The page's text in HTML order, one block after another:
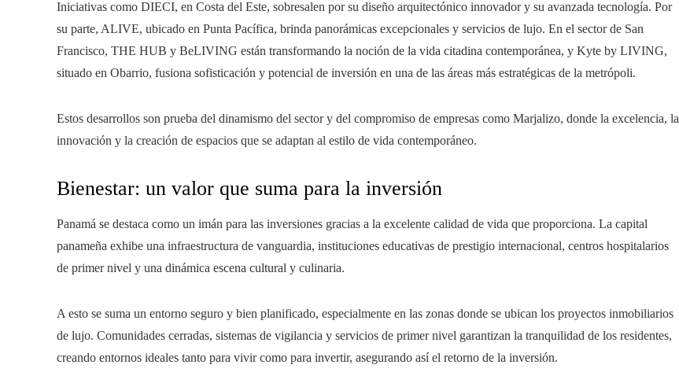
Iniciativas como DIECI, en Costa del Este, sobresalen por su diseño arquitectónico innovador y su avanzada tecnología. Por
su parte, ALIVE, ubicado en Punta Pacífica, brinda panorámicas excepcionales y servicios de lujo. En el sector de San
Francisco, THE HUB y BeLIVING están transformando la noción de la vida citadina contemporánea, y Kyte by LIVING,
situado en Obarrio, fusiona sofisticación y potencial de inversión en una de las áreas más estratégicas de la metrópoli.
Estos desarrollos son prueba del dinamismo del sector y del compromiso de empresas como Marjalizo, donde la excelencia, la
innovación y la creación de espacios que se adaptan al estilo de vida contemporáneo.
Bienestar: un valor que suma para la inversión
Panamá se destaca como un imán para las inversiones gracias a la excelente calidad de vida que proporciona. La capital
panameña exhibe una infraestructura de vanguardia, instituciones educativas de prestigio internacional, centros hospitalarios
de primer nivel y una dinámica escena cultural y culinaria.
A esto se suma un entorno seguro y bien planificado, especialmente en las zonas donde se ubican los proyectos inmobiliarios
de lujo. Comunidades cerradas, sistemas de vigilancia y servicios de primer nivel garantizan la tranquilidad de los residentes,
creando entornos ideales tanto para vivir como para invertir, asegurando así el retorno de la inversión.